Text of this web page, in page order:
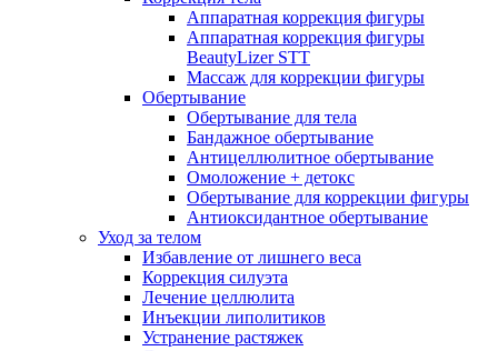
Аппаратная коррекция фигуры
Аппаратная коррекция фигуры
BeautyLizer STT
Массаж для коррекции фигуры
Обертывание
Обертывание для тела
Бандажное обертывание
Антицеллюлитное обертывание
Омоложение + детокс
Обертывание для коррекции фигуры
Антиоксидантное обертывание
Уход за телом
Избавление от лишнего веса
Коррекция силуэта
Лечение целлюлита
Инъекции липолитиков
Устранение растяжек